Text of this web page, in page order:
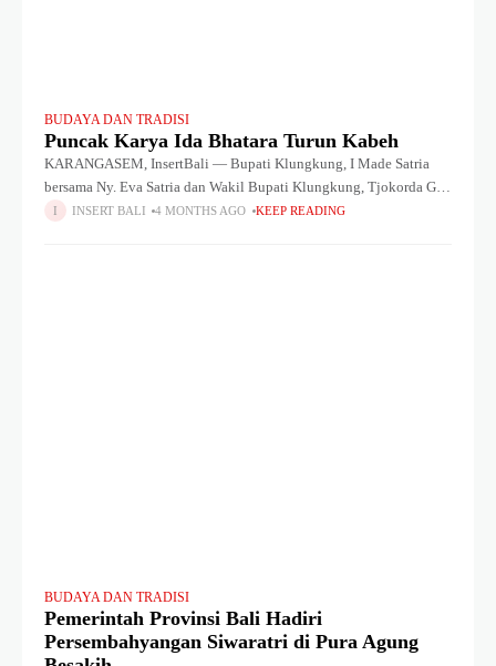
BUDAYA DAN TRADISI
Puncak Karya Ida Bhatara Turun Kabeh
KARANGASEM, InsertBali — Bupati Klungkung, I Made Satria
bersama Ny. Eva Satria dan Wakil Bupati Klungkung, Tjokorda Gde
Agung Surya Putra bersama Ny. Kusuma Surya Putra mengikuti
INSERT BALI 4 MONTHS AGO KEEP READING
BUDAYA DAN TRADISI
Pemerintah Provinsi Bali Hadiri
Persembahyangan Siwaratri di Pura Agung